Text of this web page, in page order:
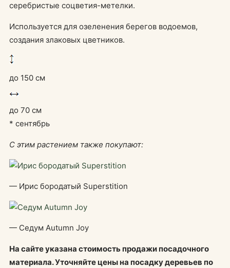
серебристые соцветия-метелки.
Используется для озеленения берегов водоемов,
создания злаковых цветников.
до 150 см
до 70 см
* сентябрь
С этим растением также покупают:
— Ирис бородатый Superstition
— Седум Autumn Joy
На сайте указана стоимость продажи посадочного
материала. Уточняйте цены на посадку деревьев по